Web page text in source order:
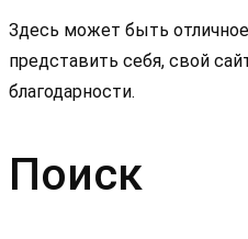
Здесь может быть
представить себя, свой
благодарности.
Поиск